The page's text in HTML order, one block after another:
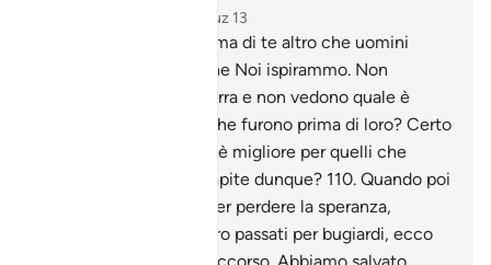
Capitolo 12, Pagina 248, Juz 13
Non inviammo prima di te altro che uomini
abitanti delle città e che Noi ispirammo. Non
viaggiano forse sulla terra e non vedono quale è
stata la fine di coloro che furono prima di loro? Certo
la dimora dell’altra vita è migliore per quelli che
temono [Allah]. Non capite dunque? 110. Quando poi
i messaggeri stavano per perdere la speranza,
ritenendo che sarebbero passati per bugiardi, ecco